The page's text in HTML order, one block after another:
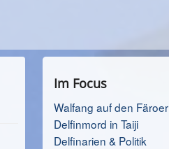
Im Focus
Walfang auf den Färoer
Delfinmord in Taiji
Delfinarien & Politik